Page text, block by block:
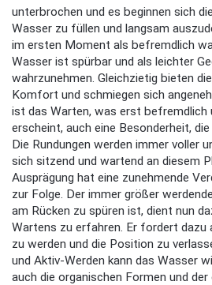
unterbrochen und es beginnen sich
Wasser zu füllen und langsam
im ersten Moment als befremdlich
Wasser ist spürbar und als leichter
wahrzunehmen. Gleichzietig bieten
Komfort und schmiegen sich
ist das Warten, was erst befremdlich
erscheint, auch eine Besonderheit,
Die Rundungen werden immer voller
sich sitzend und wartend an diesem
Ausprägung hat eine zunehmende
zur Folge. Der immer größer
am Rücken zu spüren ist, dient nun
Wartens zu erfahren. Er fordert
zu werden und die Position zu
und Aktiv-Werden kann das Wasser
auch die organischen Formen und